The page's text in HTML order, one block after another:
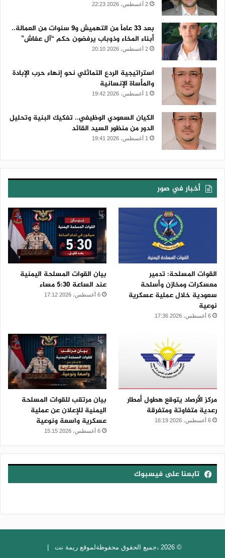
2 أغسطس، 2026 22:23
بعد 33 عاماً من التهميش و9 سنوات من العمالة..
أبناء المخاء وذوباب يرفضون حكم “آل عفاش”
2 أغسطس، 2026 20:10
استراتيجية الردع التماثلي نحو إنهاء حرب الإبادة
والمأساة الإنسانية
1 أغسطس، 2026 19:42
الكيان السعودي الوظيفي.. تفكيك البنية وتحليل
الدور من منظور السيد القائد
1 أغسطس، 2026 19:41
أخبار في صور
القوات المسلحة: تدمير
معسكرات ومخازن وأسلحة
سعودية خلال عملية عسكرية
نوعية
6 أغسطس، 2026 17:36
بيان القوات المسلحة اليمنية
عند الساعة 5:30 مساء
6 أغسطس، 2026 17:12
مركز الأرصاد يتوقع هطول أمطار
رعدية متفاوتة ومتفرقة
6 أغسطس، 2026 16:19
بيان مرتقب للقوات المسلحة
اليمنية للإعلان عن عملية
عسكرية واسعة ونوعية
6 أغسطس، 2026 15:15
تابعنا على فيسبوك
© 2026 ،جميع الحقوق محفوظةلموقع ريمة نت |